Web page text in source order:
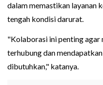
dalam memastikan layanan
tengah kondisi darurat.
"Kolaborasi ini penting
terhubung dan
dibutuhkan," katanya.